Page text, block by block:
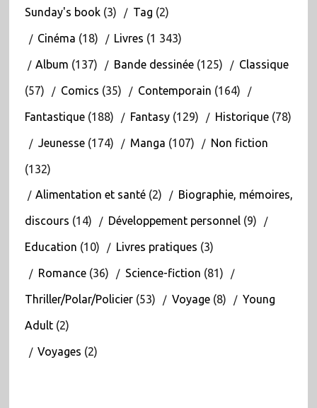
Sunday's book(3) Tag (2)
Cinéma (18) Livres (1 343)
Album (137) Bande dessinée(125) Classique
(57) Comics (35) Contemporain (164)
Fantastique(188) Fantasy(129) Historique(78)
Jeunesse(174) Manga (107) Non fiction
(132)
Alimentation et santé(2) Biographie, mémoires,
discours (14) Développement personnel(9)
Education (10) Livres pratiques (3)
Romance(36) Science-fiction (81)
Thriller/Polar/Policier(53) Voyage(8) Young
Adult(2)
Voyages (2)